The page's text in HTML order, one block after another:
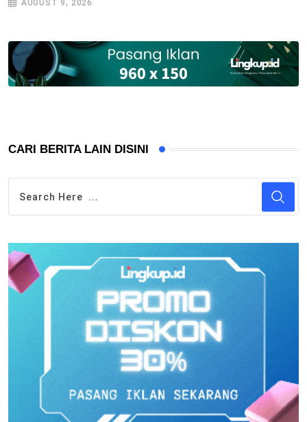
AUGUST 9, 2026
CARI BERITA LAIN DISINI